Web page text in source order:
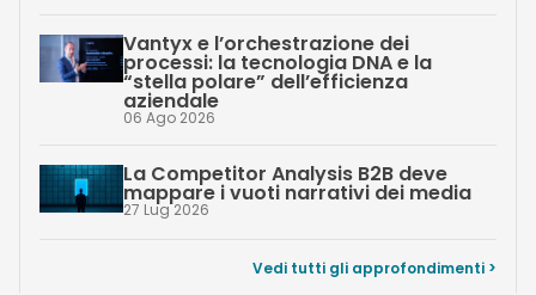
Vantyx e l’orchestrazione dei
processi: la tecnologia DNA e la
“stella polare” dell’efficienza
aziendale
06 Ago 2026
La Competitor Analysis B2B deve
mappare i vuoti narrativi dei media
27 Lug 2026
Vedi tutti gli approfondimenti >